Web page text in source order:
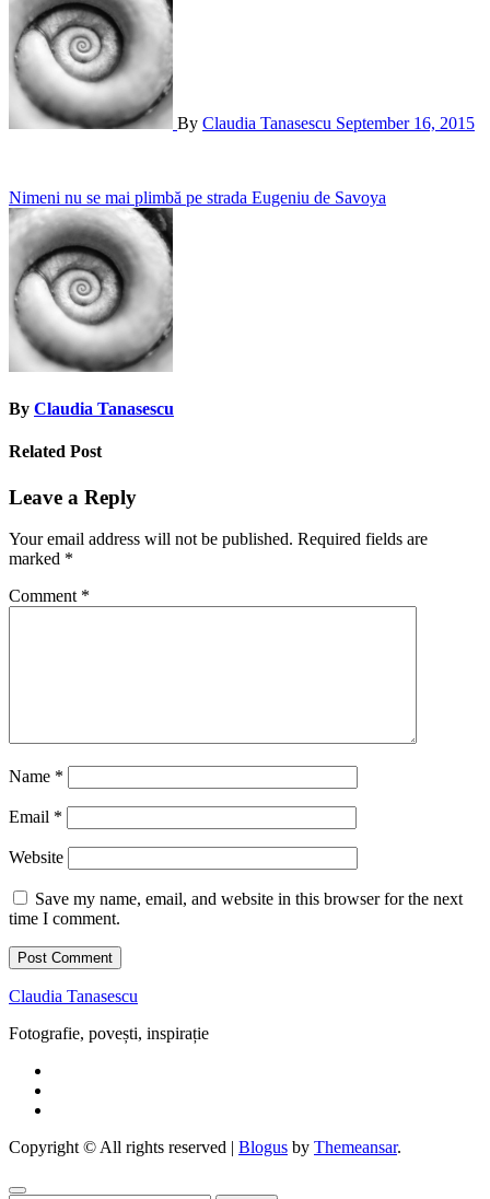
By Claudia Tanasescu September 16, 2015
Post
navigation
Nimeni nu se mai plimbă pe strada Eugeniu de Savoya
By Claudia Tanasescu
Related Post
Leave a Reply
Your email address will not be published. Required fields are
marked *
Comment *
Name *
Email *
Website
Save my name, email, and website in this browser for the next
time I comment.
Claudia Tanasescu
Fotografie, povești, inspirație
Copyright © All rights reserved | Blogus by Themeansar.